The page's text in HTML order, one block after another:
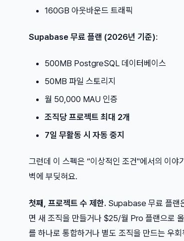
160GB 아웃바운드 트래픽
Supabase 무료 플랜 (2026년 기준):
500MB PostgreSQL 데이터베이스
50MB 파일 스토리지
월 50,000 MAU 인증
조직당 프로젝트 최대 2개
7일 무활동 시 자동 중지
그런데 이 스펙은 “이상적인 조건"에서의 이야
벽에 부딪혀요.
첫째, 프로젝트 수 제한. Supabase 무료 플랜
면 새 조직을 만들거나 $25/월 Pro 플랜으로
를 하나로 통합하거나 별도 조직을 만드는 우